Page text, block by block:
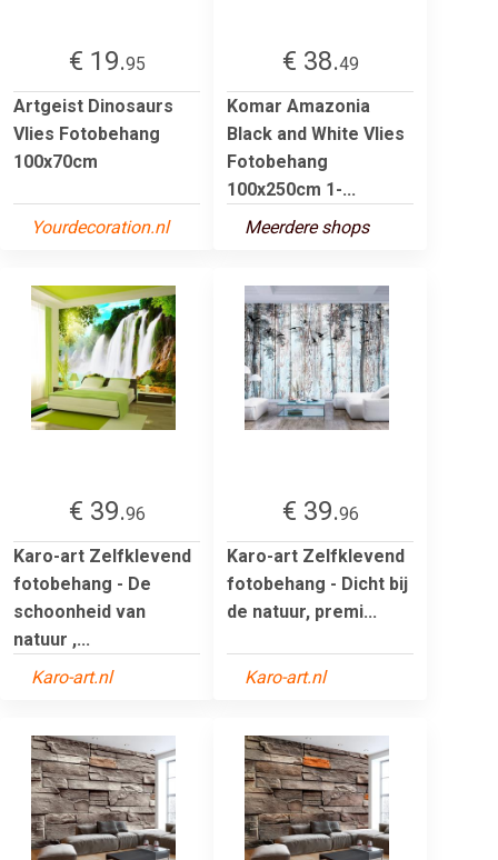
€ 19.95
Artgeist Dinosaurs
Vlies Fotobehang
100x70cm
Yourdecoration.nl
€ 38.49
Komar Amazonia
Black and White Vlies
Fotobehang
100x250cm 1-...
Meerdere shops
€ 39.96
Karo-art Zelfklevend
fotobehang - De
schoonheid van
natuur ,...
Karo-art.nl
€ 39.96
Karo-art Zelfklevend
fotobehang - Dicht bij
de natuur, premi...
Karo-art.nl